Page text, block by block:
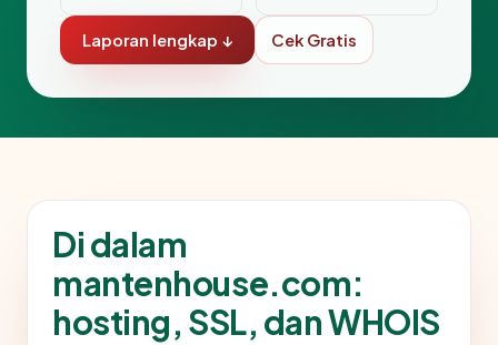
Laporan lengkap ↓ Cek Gratis
Di dalam
mantenhouse.com:
hosting, SSL, dan WHOIS